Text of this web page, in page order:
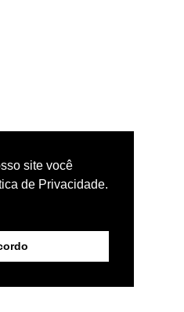
site você
de Privacidade.